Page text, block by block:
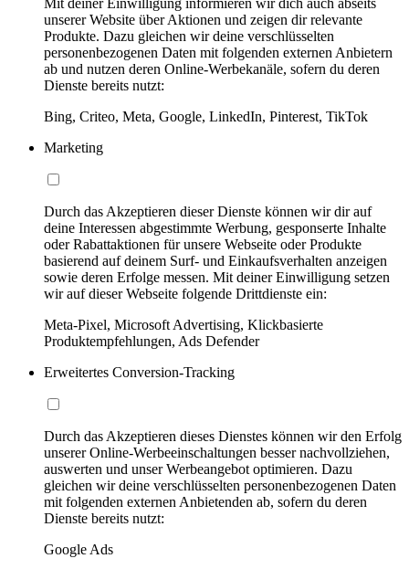
Mit deiner Einwilligung informieren wir dich auch abseits
unserer Website über Aktionen und zeigen dir relevante
Produkte. Dazu gleichen wir deine verschlüsselten
personenbezogenen Daten mit folgenden externen Anbietern
ab und nutzen deren Online-Werbekanäle, sofern du deren
Dienste bereits nutzt:
Bing, Criteo, Meta, Google, LinkedIn, Pinterest, TikTok
Marketing
Durch das Akzeptieren dieser Dienste können wir dir auf
deine Interessen abgestimmte Werbung, gesponserte Inhalte
oder Rabattaktionen für unsere Webseite oder Produkte
basierend auf deinem Surf- und Einkaufsverhalten anzeigen
sowie deren Erfolge messen. Mit deiner Einwilligung setzen
wir auf dieser Webseite folgende Drittdienste ein:
Meta-Pixel, Microsoft Advertising, Klickbasierte
Produktempfehlungen, Ads Defender
Erweitertes Conversion-Tracking
Durch das Akzeptieren dieses Dienstes können wir den Erfolg
unserer Online-Werbeeinschaltungen besser nachvollziehen,
auswerten und unser Werbeangebot optimieren. Dazu
gleichen wir deine verschlüsselten personenbezogenen Daten
mit folgenden externen Anbietenden ab, sofern du deren
Dienste bereits nutzt:
Google Ads